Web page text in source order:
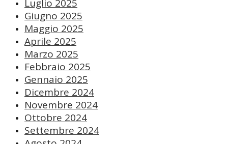
Luglio 2025
Giugno 2025
Maggio 2025
Aprile 2025
Marzo 2025
Febbraio 2025
Gennaio 2025
Dicembre 2024
Novembre 2024
Ottobre 2024
Settembre 2024